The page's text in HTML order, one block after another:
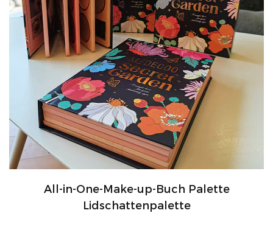
All-in-One-Make-up-Buch Palette
Lidschattenpalette